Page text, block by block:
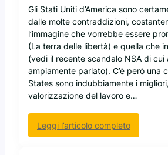
n
H
o
r
t
o
n
W
r
k
c
h
e
m
i
a
m
a
Gli Stati Uniti d’America sono
dalle molte contraddizioni,
l’immagine che vorrebbe essere
(La terra delle libertà) e quella che
(vedi il recente scandalo NSA di cui
ampiamente parlato). C’è però una
States sono indubbiamente i
valorizzazione del lavoro e…
Leggi l’articolo completo:
P